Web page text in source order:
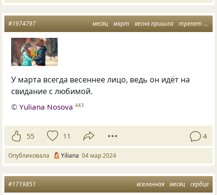
месяц март весна пришла трепет чувств
#1974797
У марта всегда весеннее лицо, ведь он идёт на
свидание с любимой.
©Yuliana Nosova 443
55 11 4
Опубликовала Yiliana 04 мар 2024
вселенная месяц сердце
#1719851